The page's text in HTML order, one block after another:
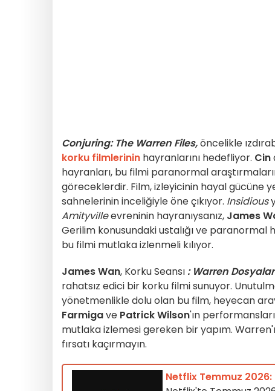
Conjuring: The Warren Files,öncelikle
korku filmlerinin hayranlarını hedefliyor. Cin
hayranları, bu filmi paranormal
göreceklerdir. Film, izleyicinin hayal gücüne
sahnelerinin inceliğiyle öne çıkıyor. Insidious
Amityvilleevreninin hayranıysanız, James
Gerilim konusundaki ustalığı ve
bu filmi mutlaka izlenmeli kılıyor.
James Wan, Korku Seansı : Warren
rahatsız edici bir korku filmi sunuyor.
yönetmenlikle dolu olan bu film, heyecan
Farmigave Patrick Wilson'ın
mutlaka izlemesi gereken bir yapım.
fırsatı kaçırmayın.
Netflix Temmuz